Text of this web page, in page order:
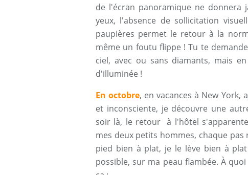
de l'écran panoramique ne donnera
yeux, l'absence de sollicitation
paupières permet le retour à la
même un foutu flippe ! Tu te
ciel, avec ou sans diamants, mais
d'illuminée !
En octobre, en vacances à New
et inconsciente, je découvre une
soir là, le retour à l'hôtel
mes deux petits hommes, chaque pas
pied bien à plat, je le lève bien à
possible, sur ma peau flambée. À